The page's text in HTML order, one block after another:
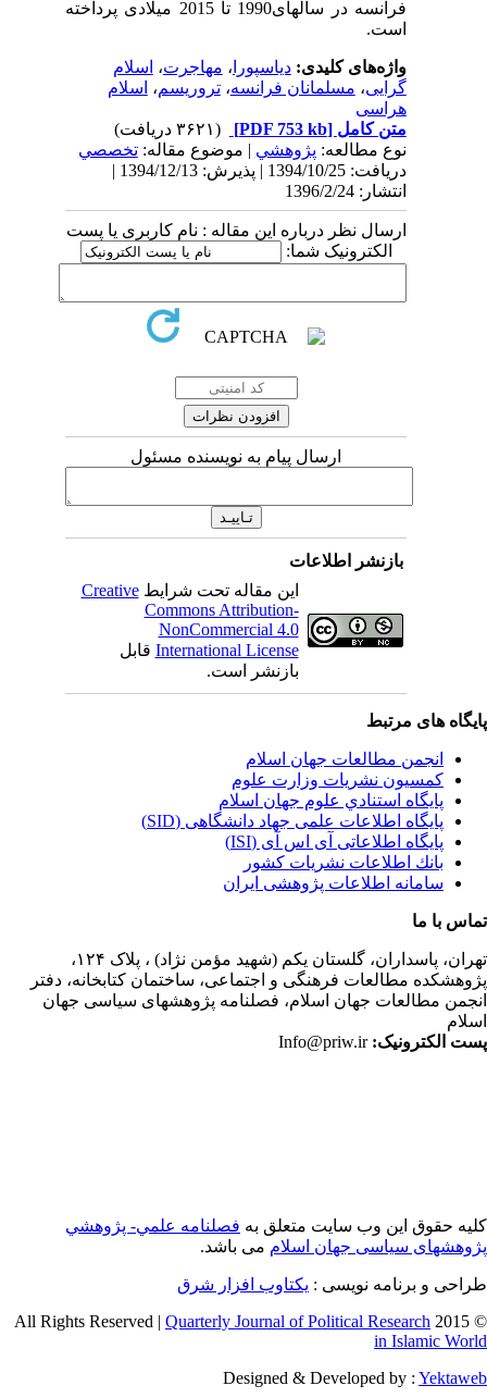
فرانسه در سالهای1990 تا 2015 میلادی پرداخته
است.
واژه‌های کلیدی:دیاسپورا، مهاجرت،اسلام
گرایی،مسلمانان فرانسه،تروریسم،اسلام
هراسی
متن کامل[PDF 753 kb]
نوع مطالعه:پژوهشي| موضوع مقاله:تخصصي
دریافت: 1394/10/25 | پذیرش: 1394/12/13 |
انتشار: 1396/2/24
ارسال نظر درباره این مقاله : نام کاربری یا پست
الکترونیک شما:
ارسال پیام به نویسنده مسئول
بازنشر اطلاعات
این مقاله تحت شرایطCreative
Commons Attribution-
NonCommercial 4.0
International Licenseقابل
بازنشر است.
های مرتبط
انجمن مطالعات جهان اسلام
کمسیون نشریات وزارت علوم
پايگاه استنادي علوم جهان اسلام
پایگاه اطلاعات علمی جهاد دانشگاهی (SID)
پایگاه اطلاعاتی آی اس آی (ISI)
بانك اطلاعات نشريات كشور
سامانه اطلاعات پژوهشی ایران
با ما
پاسداران، گلستان یکم (شهید مؤمن نژاد) ، پلاک ۱۲۴،
مطالعات فرهنگی و اجتماعی، ساختمان کتابخانه، دفتر
مطالعات جهان اسلام، فصلنامه پژوهشهای سیاسی جهان
الکترونیک:Info@priw.ir
حقوق این وب سایت متعلق بهفصلنامه علمي- پژوهشي
سیاسی جهان اسلاممی باشد.
و برنامه نویسی : یکتاوب افزار شرق
©
Quarterly Journal of Political Research
in Islamic
Designed & Developed by :